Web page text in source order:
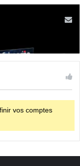
vos comptes